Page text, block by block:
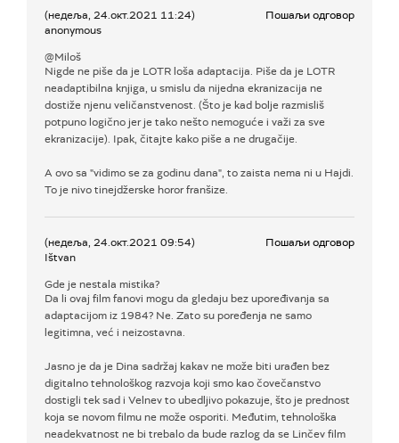
(недеља, 24.окт.2021 11:24)
anonymous
Пошаљи одговор
@Miloš
Nigde ne piše da je LOTR loša adaptacija. Piše da je LOTR
neadaptibilna knjiga, u smislu da nijedna ekranizacija ne
dostiže njenu veličanstvenost. (Što je kad bolje razmisliš
potpuno logično jer je tako nešto nemoguće i važi za sve
ekranizacije). Ipak, čitajte kako piše a ne drugačije.
A ovo sa "vidimo se za godinu dana", to zaista nema ni u Hajdi.
To je nivo tinejdžerske horor franšize.
(недеља, 24.окт.2021 09:54)
Ištvan
Пошаљи одговор
Gde je nestala mistika?
Da li ovaj film fanovi mogu da gledaju bez upoređivanja sa
adaptacijom iz 1984? Ne. Zato su poređenja ne samo
legitimna, već i neizostavna.
Jasno je da je Dina sadržaj kakav ne može biti urađen bez
digitalno tehnološkog razvoja koji smo kao čovečanstvo
dostigli tek sad i Velnev to ubedljivo pokazuje, što je prednost
koja se novom filmu ne može osporiti. Međutim, tehnološka
neadekvatnost ne bi trebalo da bude razlog da se Linčev film